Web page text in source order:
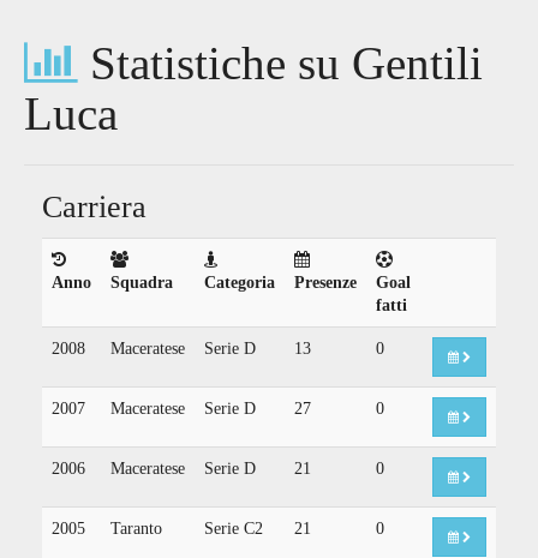
Statistiche su Gentili
Luca
Carriera
Anno Squadra Categoria Presenze
Goal
fatti
2008 Maceratese Serie D 13 0
2007 Maceratese Serie D 27 0
2006 Maceratese Serie D 21 0
2005 Taranto Serie C2 21 0